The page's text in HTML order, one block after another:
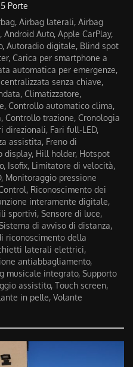
5 Porte
Airbag laterali, Airbag
Auto, Apple CarPlay,
Autoradio digitale, Blind spot
Carica per smartphone a
automatica per emergenze,
senza chiave,
Climatizzatore,
Controllo automatico clima,
trazione, Cronologia
direzionali, Fari full-LED,
assistita, Freno di
display, Hill holder, Hotspot
Isofix, Limitatore di velocità,
Monitoraggio pressione
Riconoscimento dei
interamente digitale,
sportivi, Sensore di luce,
di avviso di distanza,
riconoscimento della
laterali elettrici,
antiabbagliamento,
musicale integrato, Supporto
assistito, Touch screen,
in pelle, Volante